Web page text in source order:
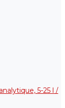
5-25 l /